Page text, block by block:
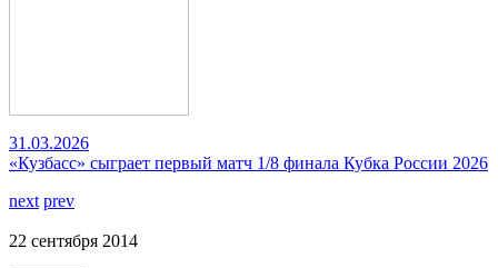
31.03.2026
«Кузбасс» сыграет первый матч 1/8 финала Кубка России 2026
next prev
22 сентября 2014